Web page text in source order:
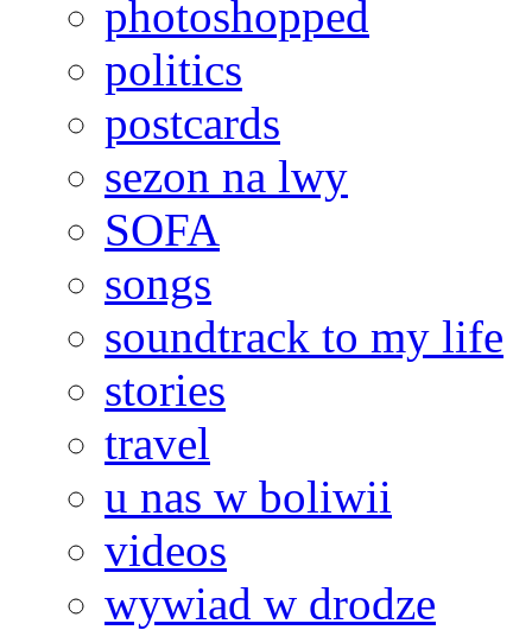
photoshopped
politics
postcards
sezon na lwy
SOFA
songs
soundtrack to my life
stories
travel
u nas w boliwii
videos
wywiad w drodze